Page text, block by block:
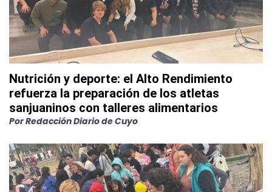
Nutrición y deporte: el Alto Rendimiento
refuerza la preparación de los atletas
sanjuaninos con talleres alimentarios
PorRedacción Diario de Cuyo